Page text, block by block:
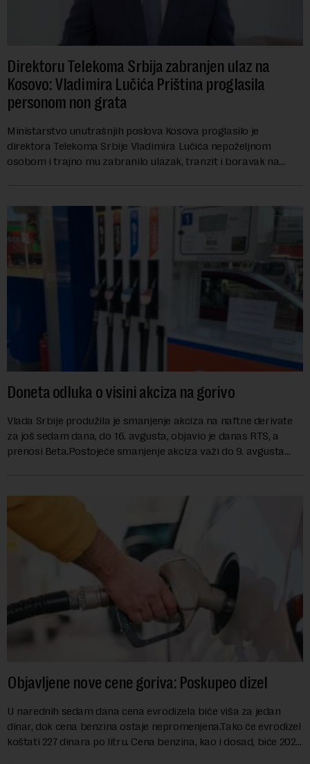
Direktoru Telekoma Srbija zabranjen ulaz na
Kosovo: Vladimira Lučića Priština proglasila
personom non grata
Ministarstvo unutrašnjih poslova Kosova proglasilo je
direktora Telekoma Srbije Vladimira Lučića nepoželjnom
osobom i trajno mu zabranilo ulazak, tranzit i boravak na
Doneta odluka o visini akciza na gorivo
Vlada Srbije produžila je smanjenje akciza na naftne derivate
za još sedam dana, do 16. avgusta, objavio je danas RTS, a
prenosi Beta.Postojeće smanjenje akciza važi do 9. avgusta
Objavljene nove cene goriva: Poskupeo dizel
U narednih sedam dana cena evrodizela biće viša za jedan
dinar, dok cena benzina ostaje nepromenjena.Tako će evrodizel
koštati 227 dinara po litru. Cena benzina, kao i dosad, biće 202